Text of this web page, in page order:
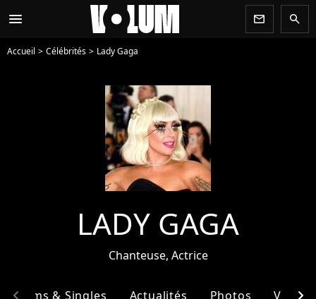
menu newsletter search
Accueil Célébrités Lady Gaga
LADY GAGA
Chanteuse, Actrice
Albums & Singles Actualités Photos Vidéos
chevron_left chevron_right